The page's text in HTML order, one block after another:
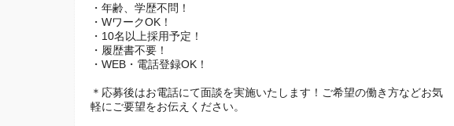
・年齢、学歴不問！
・WワークOK！
・10名以上採用予定！
・履歴書不要！
・WEB・電話登録OK！
＊応募後はお電話にて面談を実施いたします！ご希望の働き方などお気
軽にご要望をお伝えください。